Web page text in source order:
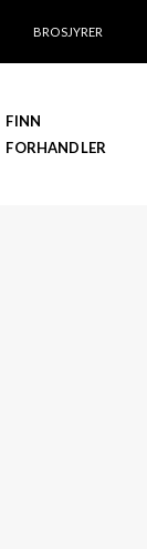
BROSJYRER
FINN
FORHANDLER